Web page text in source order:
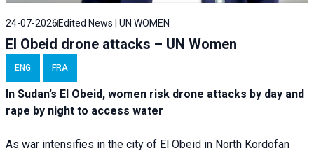
24-07-2026 Edited News | UN WOMEN
El Obeid drone attacks – UN Women
ENG FRA
In Sudan’s El Obeid, women risk drone attacks by day and
rape by night to access water
As war intensifies in the city of El Obeid in North Kordofan